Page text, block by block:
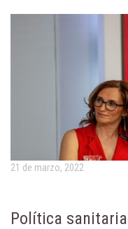
21 de marzo, 2022
Política sanitaria